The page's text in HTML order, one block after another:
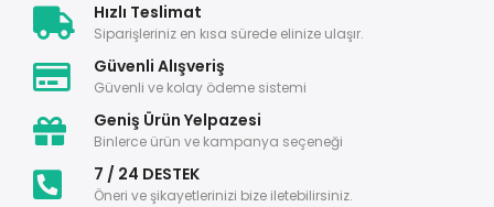
Hızlı Teslimat
Siparişleriniz en kısa sürede elinize ulaşır.
Güvenli Alışveriş
Güvenli ve kolay ödeme sistemi
Geniş Ürün Yelpazesi
Binlerce ürün ve kampanya seçeneği
7 / 24 DESTEK
Öneri ve şikayetlerinizi bize iletebilirsiniz.